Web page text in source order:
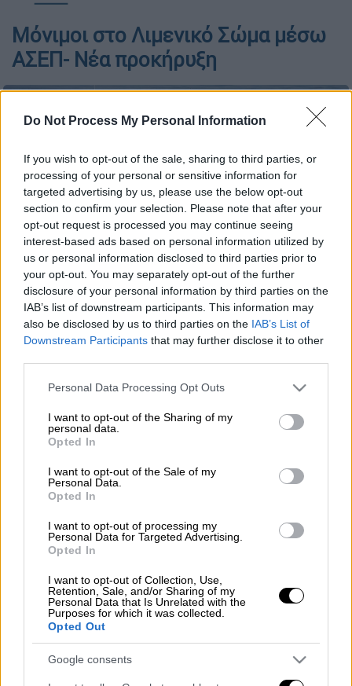
Do Not Process My Personal Information
If you wish to opt-out of the sale, sharing to third parties, or
processing of your personal or sensitive information for
targeted advertising by us, please use the below opt-out
section to confirm your selection. Please note that after your
opt-out request is processed you may continue seeing
interest-based ads based on personal information utilized by
us or personal information disclosed to third parties prior to
your opt-out. You may separately opt-out of the further
disclosure of your personal information by third parties on the
IAB’s list of downstream participants. This information may
also be disclosed by us to third parties on the IAB’s List of
Downstream Participants that may further disclose it to other
Please note that this website/app uses one or more Google
not limited to your visit or usage behaviour. You may click to
grant or deny consent to Google and its third-party tags to
use your data for below specified purposes in below Google
consent section.
Personal Data Processing Opt Outs
I want to opt-out of the Sharing of my
personal data.
Opted In
I want to opt-out of the Sale of my
Personal Data.
Opted In
I want to opt-out of processing my
Personal Data for Targeted Advertising.
Opted In
I want to opt-out of Collection, Use,
Retention, Sale, and/or Sharing of my
Personal Data that Is Unrelated with the
Purposes for which it was collected.
Opted Out
Google consents
Μόνιμοι στο Λιμενικό Σώμα μέσω
ΑΣΕΠ- Nέα προκήρυξη
Σκάφος του Λιμενικού - (ΚΟΝΤΑΡΙΝΗΣ ΓΙΩΡΓΟΣ/EUROKINISSI)
Προσθέστε το ΕΘΝΟΣ στη Google
ΑΣΕΠ, με απόφαση που υπογράφει ο
υπουργός Ναυτιλίας και Νησιωτικής
ΠολιτικήςΓιάννη Πλακιωτάκη
, προκηρύσσει
διαγωνισμό για την απευθείας κατάταξη στο
Λιμενικό Σώμα – Ελληνική Ακτοφυλακή
συνολικά 100 Αξιωματικών Λ.Σ. –ΕΛ.ΑΚΤ.
ή Μηχανικού, προερχόμενων από ιδιώτες.
Διαβάστε περισσότερα στο
Διαβάστε ακόμη
επιστήμονες